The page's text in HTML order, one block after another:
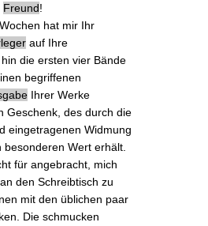
Freund!
hat mir Ihr
auf Ihre
hin dieersten vier Bände
begriffenen
Ihrer Werke
Geschenk, des durch die
eingetragenenWidmung
besonderen Wert erhält.
für angebracht, mich
den Schreibtisch zu
mit den üblichen paar
Die schmucken